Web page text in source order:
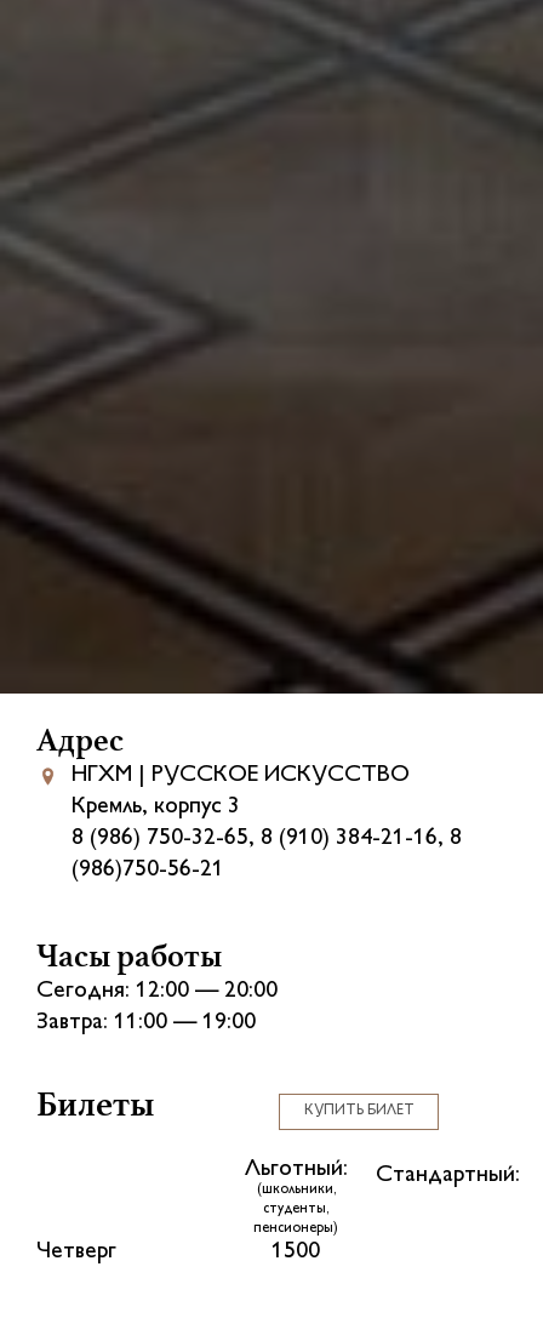
Адрес
НГХМ | РУССКОЕ ИСКУССТВО
Кремль, корпус 3
8 (986) 750-32-65, 8 (910) 384-21-16, 8
(986)750-56-21
Часы работы
Сегодня: 12:00 — 20:00
Завтра: 11:00 — 19:00
Билеты КУПИТЬ БИЛЕТ
Льготный:
(школьники,
студенты,
пенсионеры)
Стандартный:
Четверг 1500